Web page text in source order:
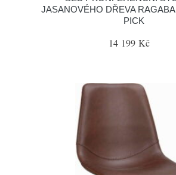
JASANOVÉHO DŘEVA
PICK
14 199 Kč